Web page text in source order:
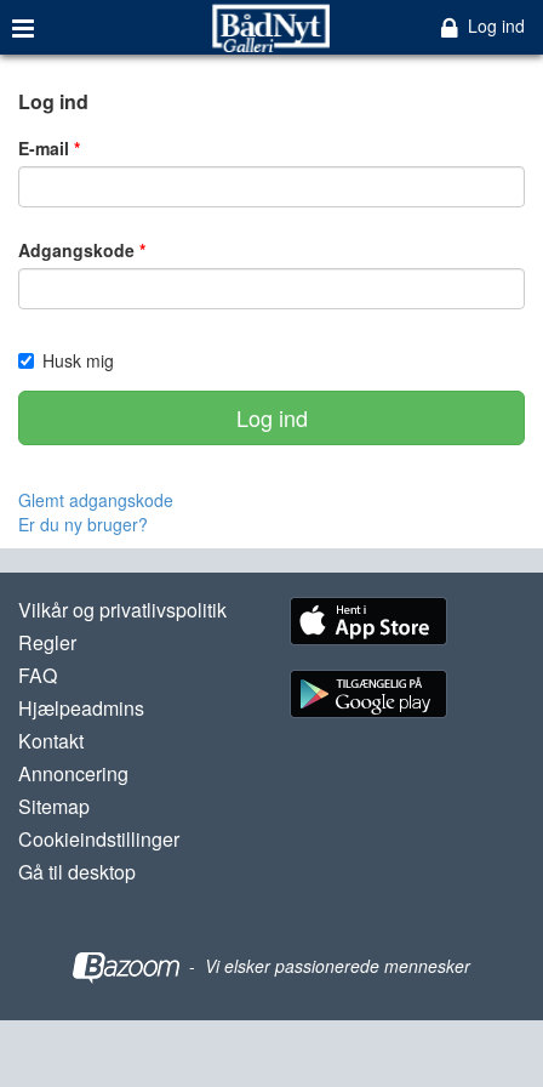
Log ind
Log ind
E-mail
Adgangskode
Husk mig
Log ind
Glemt adgangskode
Er du ny bruger?
Vilkår og privatlivspolitik
Regler
FAQ
Hjælpeadmins
Kontakt
Annoncering
Sitemap
Cookieindstillinger
Gå til desktop
- Vi elsker passionerede mennesker